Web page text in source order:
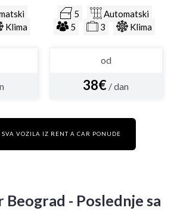
Klima
5
Automatski
5
3 Klima
od
38€ / dan
SVA VOZILA IZ RENT A CAR PONUDE
Beograd - Poslednje sa